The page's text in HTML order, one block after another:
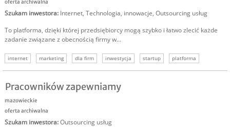
oferta archiwalna
Szukam inwestora: Internet, Technologia, innowacje, Outsourcing usług
To platforma, dzięki której przedsiębiorcy mogą szybko i łatwo zlecić każde
zadanie związane z obecnością firmy w...
internet marketing dla firm inwestycja startup platforma
Pracowników zapewniamy
mazowieckie
oferta archiwalna
Szukam inwestora:Outsourcing usług